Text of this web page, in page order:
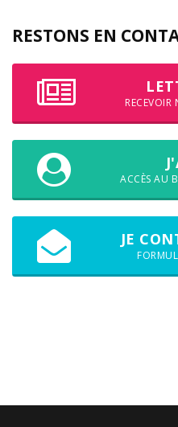
RESTONS EN
RECEVOIR
ACCÈS AU
JE